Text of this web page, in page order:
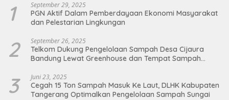
1 September 29, 2025
PGN Aktif Dalam Pemberdayaan Ekonomi Masyarakat
dan Pelestarian Lingkungan
2 September 26, 2025
Telkom Dukung Pengelolaan Sampah Desa Cijaura
Bandung Lewat Greenhouse dan Tempat Sampah
3 Juni 23, 2025
Cegah 15 Ton Sampah Masuk Ke Laut, DLHK Kabupaten
Tangerang Optimalkan Pengelolaan Sampah Sungai